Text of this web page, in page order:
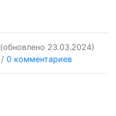
(обновлено 23.03.2024)
/ 0 комментариев